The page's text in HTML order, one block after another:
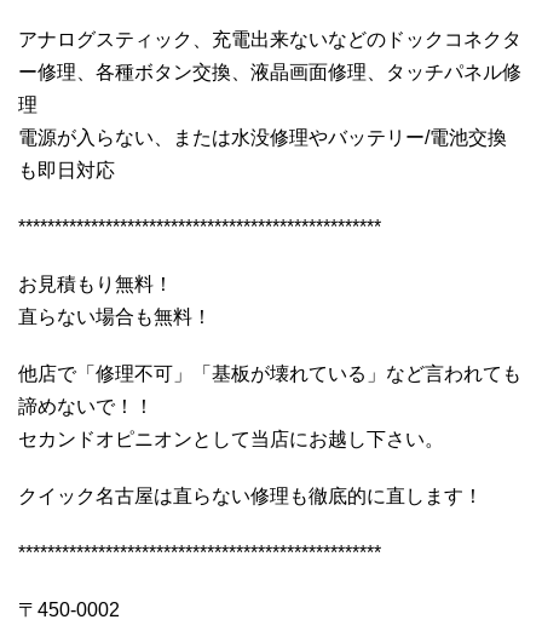
アナログスティック、充電出来ないなどのドックコネクタ
ー修理、各種ボタン交換、液晶画面修理、タッチパネル修
理
電源が入らない、または水没修理やバッテリー/電池交換
も即日対応
**************************************************
お見積もり無料！
直らない場合も無料！
他店で「修理不可」「基板が壊れている」など言われても
諦めないで！！
セカンドオピニオンとして当店にお越し下さい。
クイック名古屋は直らない修理も徹底的に直します！
**************************************************
〒450-0002